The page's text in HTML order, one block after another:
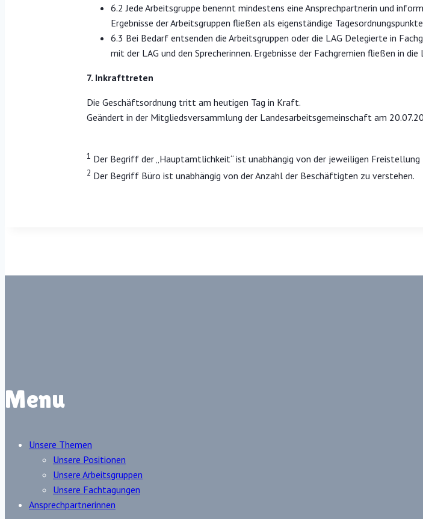
6.2 Jede Arbeitsgruppe benennt mindestens eine Ansprechpartnerin und
Ergebnisse der Arbeitsgruppen fließen als eigenständige
6.3 Bei Bedarf entsenden die Arbeitsgruppen oder die LAG Delegierte in
mit der LAG und den Sprecherinnen. Ergebnisse der Fachgremien fließen in
7. Inkrafttreten
Die Geschäftsordnung tritt am heutigen Tag in Kraft.
Geändert in der Mitgliedsversammlung der Landesarbeitsgemeinschaft am
1 Der Begriff der „Hauptamtlichkeit“ ist unabhängig von der jeweiligen Freistellung
2 Der Begriff Büro ist unabhängig von der Anzahl der Beschäftigten zu verstehen.
Menu
Unsere Themen
Unsere Positionen
Unsere Arbeitsgruppen
Unsere Fachtagungen
Ansprechpartnerinnen